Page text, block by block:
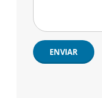
ENVIAR